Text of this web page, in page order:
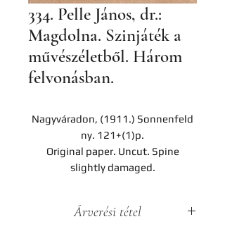
334. Pelle János, dr.:
Magdolna. Szinjáték a
művészéletből. Három
felvonásban.
Nagyváradon, (1911.) Sonnenfeld
ny. 121+(1)p.
Original paper. Uncut. Spine
slightly damaged.
Árverési tétel